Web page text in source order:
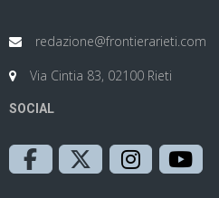
redazione@frontierarieti.com
Via Cintia 83, 02100 Rieti
SOCIAL